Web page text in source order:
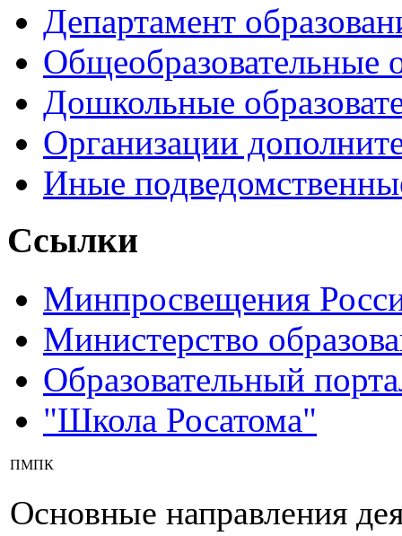
Департамент
Общеобразовательные
Дошкольные
Организации
Иные
Ссылки
Минпросвещения
Министерство
Образовательный
"Школа Росатома"
ПМПК
Основные направления